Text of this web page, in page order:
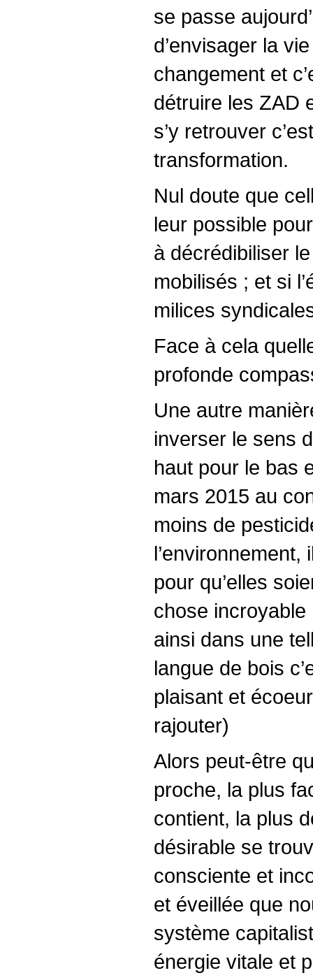
se passe
d’envisager la
changement et
détruire les ZAD
s’y retrouver
transformation.
Nul doute que
leur possible
à décrédibiliser
mobilisés ; et si
milices
Face à cela
profonde
Une autre
inverser le sens
haut pour le bas
mars 2015 au
moins de
pour qu’elles
chose
ainsi dans une
langue de bois
plaisant et
rajouter)
Alors peut-être
proche, la plus
contient, la plus
désirable se
consciente et
et éveillée que
système
énergie vitale et